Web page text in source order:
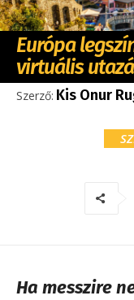
Európa
virtuális
Szerző: Kis Onur
Ha messzire